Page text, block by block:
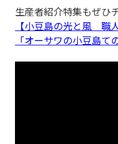
生産者紹介特集もぜひ
【小豆島の光と風 職
「オーサワの小豆島て